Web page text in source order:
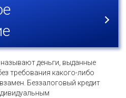
деньги, выданные
требования какого-либо
Беззалоговый кредит